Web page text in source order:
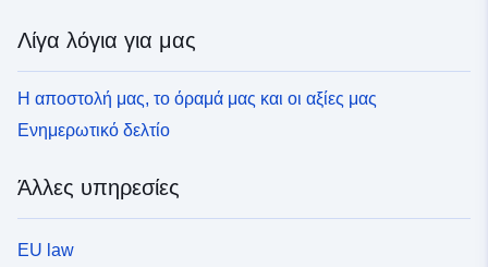
Λίγα λόγια για μας
Η αποστολή μας, το όραμά μας και οι αξίες μας
Ενημερωτικό δελτίο
Άλλες υπηρεσίες
EU law